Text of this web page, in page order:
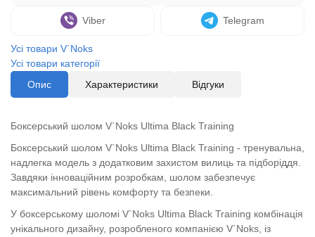
Viber Telegram
Усі товари V`Noks
Усі товари категорії
Опис
Характеристики Відгуки
Боксерський шолом V`Noks Ultima Black Training
Боксерський шолом V`Noks Ultima Black Training - тренувальна,
надлегка модель з додатковим захистом вилиць та підборіддя.
Завдяки інноваційним розробкам, шолом забезпечує
максимальний рівень комфорту та безпеки.
У боксерському шоломі V`Noks Ultima Black Training комбінація
унікального дизайну, розробленого компанією V`Noks, із